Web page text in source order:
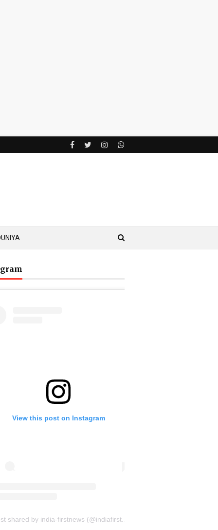
View this post on Instagram
A post shared by india-firstnews (@indiafirstnewsbkn)